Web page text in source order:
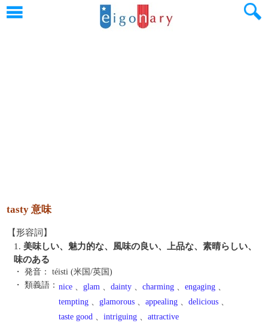
tasty 意味
【形容詞】
1. 美味しい、魅力的な、風味の良い、上品な、素晴らしい、
味のある
・ 発音：
téisti (米国/英国)
・ 類義語： nice 、 glam 、 dainty 、 charming 、 engaging 、
tempting 、 glamorous 、 appealing 、 delicious 、
taste good 、 intriguing 、 attractive